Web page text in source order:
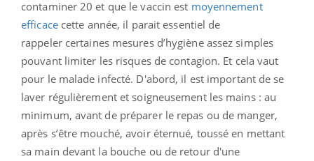
contaminer 20 et que le vaccin est moyennement
efficacecette année, il parait essentiel de
rappelercertaines mesures d’hygiène assez simples
pouvant limiter les risques de contagion. Et cela vaut
pour le malade infecté. D'abord, il est important de se
laver régulièrement et soigneusement les mains : au
minimum, avant de préparer le repas ou de manger,
après s’être mouché, avoir éternué, toussé en mettant
sa main devant la bouche ou de retour d'une